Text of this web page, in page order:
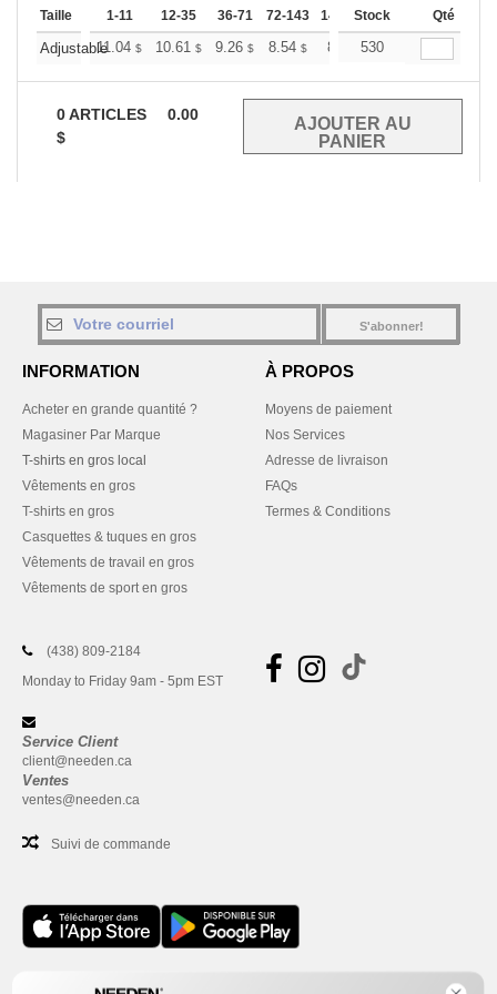
Taille 1-11 12-35 36-71 72-143 144-287 288 + Plus
Stock Qté
Adjustable11.04 $ 10.61 $ 9.26 $ 8.54 $ 8.12 $
530
0ARTICLES
0.00
$
S'abonner!
INFORMATION
Acheter en grande quantité ?
Magasiner Par Marque
T-shirts en gros local
Vêtements en gros
T-shirts en gros
Casquettes & tuques en gros
Vêtements de travail en gros
Vêtements de sport en gros
À PROPOS
Moyens de paiement
Nos Services
Adresse de livraison
FAQs
Termes & Conditions
(438) 809-2184
Monday to Friday 9am - 5pm EST
Service Client
client@needen.ca
Ventes
ventes@needen.ca
Suivi de commande